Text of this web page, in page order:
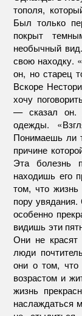
тополя,
Был только
покрыт
необычный
свою находку.
он, но старец
Вскоре
хочу
— сказал он.
одежды.
Понимаешь ли
причине
Эта болезнь
находишь его
том, что жизнь
пору
особенно
видишь эти
Они не красят
люди
они о том, что
возрастом и
жизнь
наслаждаться